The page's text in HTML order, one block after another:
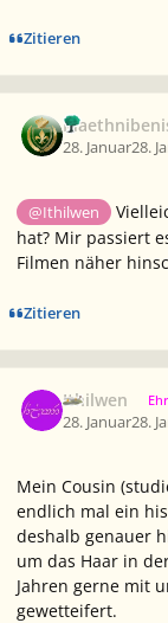
Zitieren
28. Januar28.
@Ithilwen
hat? Mir passiert
Filmen näher
Zitieren
Ithilwen
28. Januar28.
Mein Cousin
endlich mal ein
deshalb genauer
um das Haar in
Jahren gerne mit
gewetteifert.